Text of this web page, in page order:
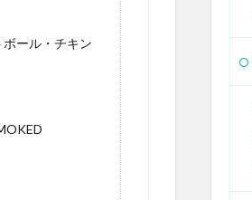
ール・チキン